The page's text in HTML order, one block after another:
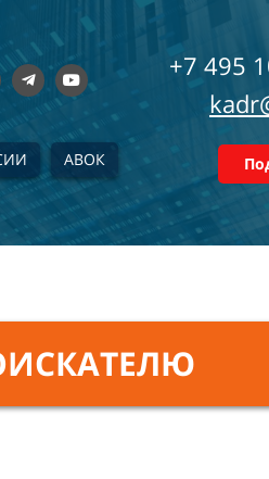
АВОК
+7 495